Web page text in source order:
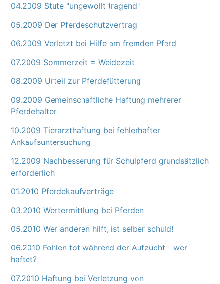
04.2009 Stute "ungewollt tragend"
05.2009 Der Pferdeschutzvertrag
06.2009 Verletzt bei Hilfe am fremden Pferd
07.2009 Sommerzeit = Weidezeit
08.2009 Urteil zur Pferdefütterung
09.2009 Gemeinschaftliche Haftung mehrerer
Pferdehalter
10.2009 Tierarzthaftung bei fehlerhafter
Ankaufsuntersuchung
12.2009 Nachbesserung für Schulpferd grundsätzlich
erforderlich
01.2010 Pferdekaufverträge
03.2010 Wertermittlung bei Pferden
05.2010 Wer anderen hilft, ist selber schuld!
06.2010 Fohlen tot während der Aufzucht - wer
haftet?
07.2010 Haftung bei Verletzung von